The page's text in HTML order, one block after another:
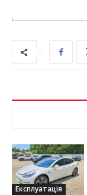
Експлуатація